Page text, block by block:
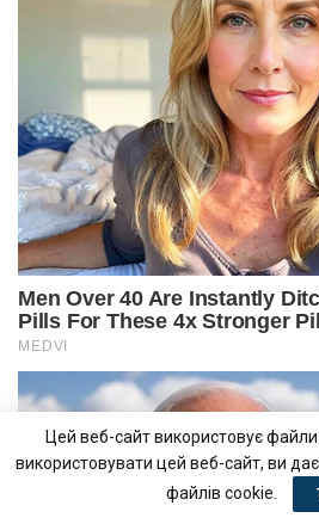
Цей веб-сайт використовує
використовувати цей веб-сайт, ви
файлів cookie.